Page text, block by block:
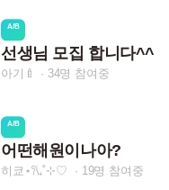
A/B
선생님 모집 합니다^^
아기🍼 34명 참여중
A/B
어떤해원이나아?
히쿄⋆𐙚₊˚⊹♡ 19명 참여중